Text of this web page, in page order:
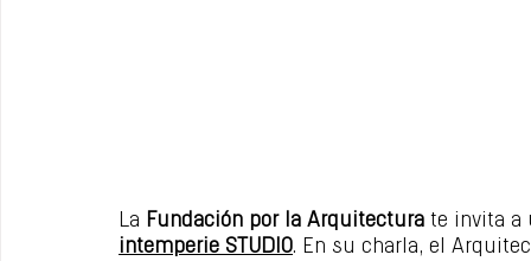
La Fundación por la Arquitectura te invita a
intemperie STUDIO. En su charla, el